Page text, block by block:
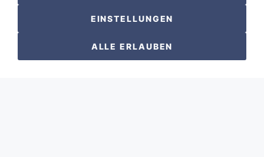
EINSTELLUNGEN
ALLE ERLAUBEN